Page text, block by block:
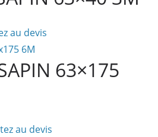
au devis
63×175
au devis